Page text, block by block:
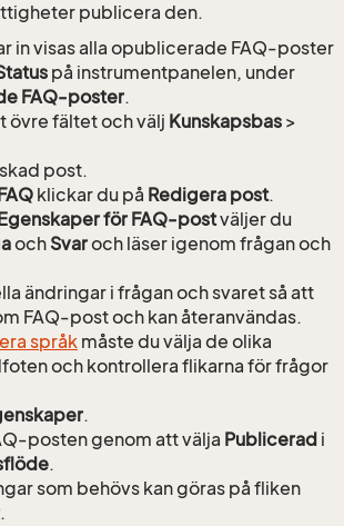
publicera den.
in visas alla opublicerade FAQ-poster
på instrumentpanelen, under
FAQ-poster.
övre fältet och välj Kunskapsbas >
post.
klickar du på Redigera post.
för FAQ-postväljer du
och Svaroch läser igenom frågan och
ändringar i frågan och svaret så att
FAQ-post och kan återanvändas.
språk måste du välja de olika
och kontrollera flikarna för frågor
.
posten genom att välja Publicerad i
.
som behövs kan göras på fliken
.